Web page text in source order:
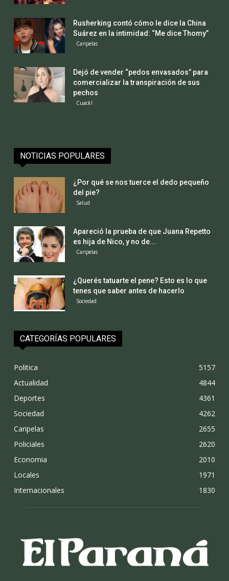
Rusherking contó cómo le dice la China
Suárez en la intimidad: “Me dice Thomy”
Caripelas
Dejó de vender “pedos envasados” para
comercializar la transpiración de sus
pechos
Cuack!
NOTICIAS POPULARES
¿Por qué se nos tuerce el dedo pequeño
del pie?
Salud
Apareció la prueba de que Juana Repetto
es hija de Nico, y no de...
Caripelas
¿Querés tatuarte el pene? Esto es lo que
tenes que saber antes de hacerlo
Sociedad
CATEGORÍAS POPULARES
Politica
5157
Actualidad
4844
Deportes
4361
Sociedad
4262
Caripelas
2655
Policiales
2620
Economia
2010
Locales
1971
Internacionales
1830